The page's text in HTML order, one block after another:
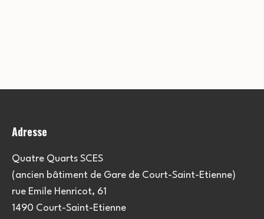
Adresse
Quatre Quarts SCES
(ancien bâtiment de Gare de Court-Saint-Etienne)
rue Emile Henricot, 61
1490 Court-Saint-Etienne